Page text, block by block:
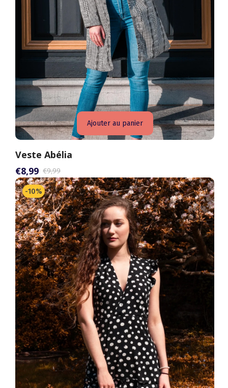
Ajouter au panier
Veste Abélia
€8,99 €9,99
-10%